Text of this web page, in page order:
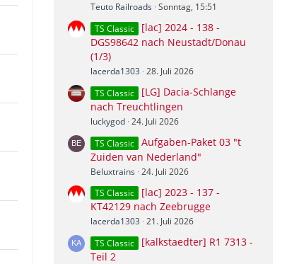
Teuto Railroads Sonntag, 15:51
TS Classic
[lac] 2024 - 138 -
DGS98642 nach Neustadt/Donau
(1/3)
lacerda1303 28. Juli 2026
TS Classic
[LG] Dacia-Schlange
nach Treuchtlingen
luckygod 24. Juli 2026
TS Classic Aufgaben-Paket 03 "t
Zuiden van Nederland"
Beluxtrains 24. Juli 2026
TS Classic
[lac] 2023 - 137 -
KT42129 nach Zeebrugge
lacerda1303 21. Juli 2026
TS Classic
[kalkstaedter] R1 7313 -
Teil 2